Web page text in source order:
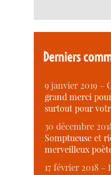
Derniers
9 janvier 2019 –
grand merci
surtout pour
30 décembre
Somptueuse et
merveilleux
17 février 2018 –